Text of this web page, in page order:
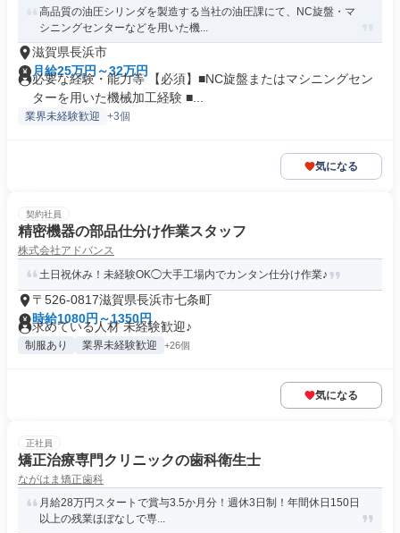
高品質の油圧シリンダを製造する当社の油圧課にて、NC旋盤・マ
シニングセンターなどを用いた機...
滋賀県長浜市
月給25万円～32万円
必要な経験・能力等 【必須】■NC旋盤またはマシニングセン
ターを用いた機械加工経験 ■...
業界未経験歓迎 +3個
気になる
契約社員
精密機器の部品仕分け作業スタッフ
株式会社アドバンス
土日祝休み！未経験OK◯大手工場内でカンタン仕分け作業♪
〒526-0817滋賀県長浜市七条町
時給1080円～1350円
求めている人材 未経験歓迎♪
制服あり 業界未経験歓迎 +26個
気になる
正社員
矯正治療専門クリニックの歯科衛生士
ながはま矯正歯科
月給28万円スタートで賞与3.5か月分！週休3日制！年間休日150日
以上の残業ほぼなしで専...